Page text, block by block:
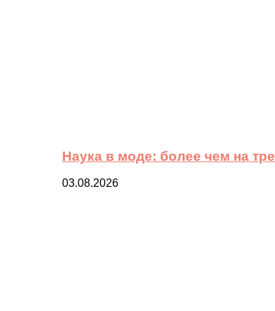
Наука в моде: более чем на
03.08.2026